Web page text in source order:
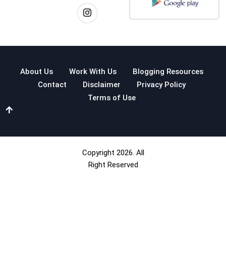
About Us Work With Us
Blogging Resources
Contact
Disclaimer
Privacy Policy
Terms of Use
Copyright 2026. All
Right Reserved